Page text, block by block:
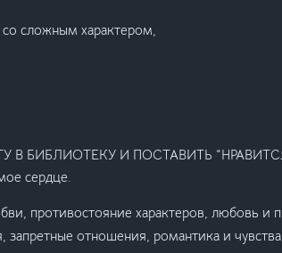
со сложным характером,
В БИБЛИОТЕКУ И ПОСТАВИТЬ
сердце.
противостояние характеров, любовь и
запретные отношения, романтика и